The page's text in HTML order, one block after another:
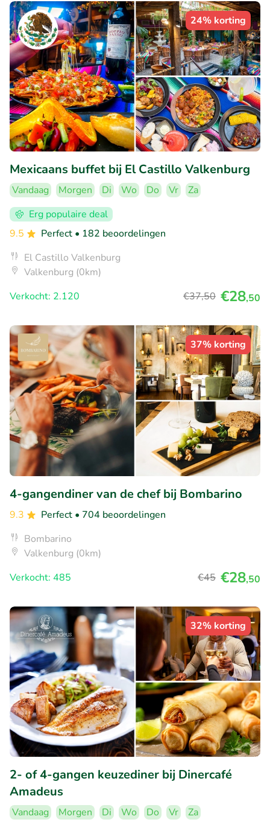
24% korting
Mexicaans buffet bij El Castillo Valkenburg
Vandaag Morgen Di Wo Do Vr
Za
Erg populaire deal
9.5
Perfect • 182 beoordelingen
El Castillo Valkenburg
Valkenburg (0km)
Verkocht: 2.120
€37,50 €28,50
37% korting
4-gangendiner van de chef bij Bombarino
9.3 Perfect • 704 beoordelingen
Bombarino
Valkenburg (0km)
Verkocht: 485
€45 €28,50
32% korting
2- of 4-gangen keuzediner bij Dinercafé
Amadeus
Vandaag Morgen Di Wo Do Vr
Za